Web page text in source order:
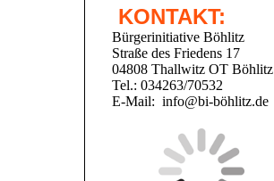
KONTAKT:
Bürgerinitiative Böhlitz
Straße des Friedens 17
04808 Thallwitz OT Böhlitz
Tel.: 034263/70532
E-Mail: info@bi-böhlitz.de